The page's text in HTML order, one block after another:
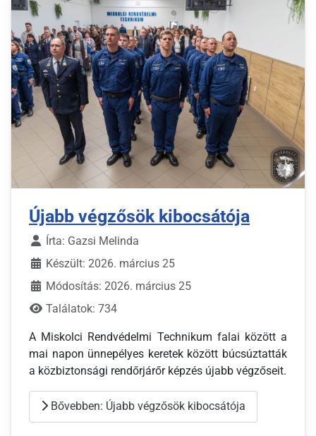
Újabb végzősök kibocsátója
Írta: Gazsi Melinda
Készült: 2026. március 25
Módosítás: 2026. március 25
Találatok: 734
A Miskolci Rendvédelmi Technikum falai között a
mai napon ünnepélyes keretek között búcsúztatták
a közbiztonsági rendőrjárőr képzés újabb végzőseit.
Bővebben: Újabb végzősök kibocsátója